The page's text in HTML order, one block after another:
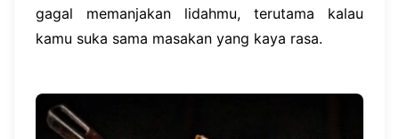
gagal memanjakan lidahmu, terutama kalau
kamu suka sama masakan yang kaya rasa.